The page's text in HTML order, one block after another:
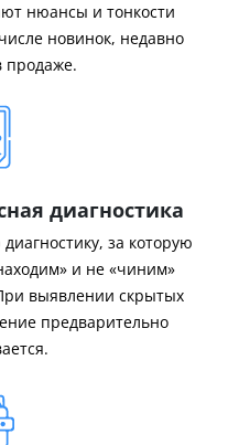
нюансы и тонкости
новинок, недавно
продаже.
диагностика
за которую
и не «чиним»
выявлении скрытых
предварительно